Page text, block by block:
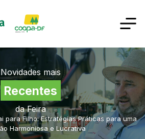
Novidades mais
Recentes
da Feira
para Filho: Estratégias Práticas para uma
Harmoniosa e Lucrativa